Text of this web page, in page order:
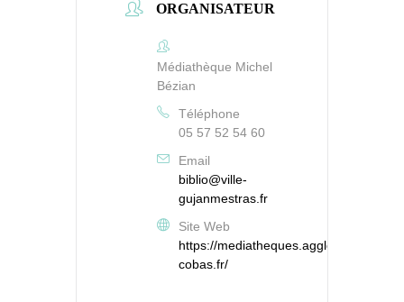
ORGANISATEUR
Médiathèque Michel
Bézian
Téléphone
05 57 52 54 60
Email
biblio@ville-
gujanmestras.fr
Site Web
https://mediatheques.agglo-
cobas.fr/